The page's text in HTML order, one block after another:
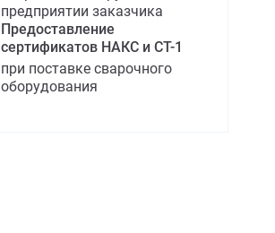
предприятии заказчика
Предоставление
сертификатов НАКС и СТ-1
при поставке сварочного
оборудования